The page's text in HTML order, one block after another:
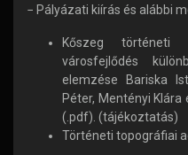
− Pályázati kiírás és alábbi
Kőszeg történeti
városfejlődés
elemzése Bariska
Péter, Mentényi
(.pdf). (tájékoztatás)
Történeti topográfiai